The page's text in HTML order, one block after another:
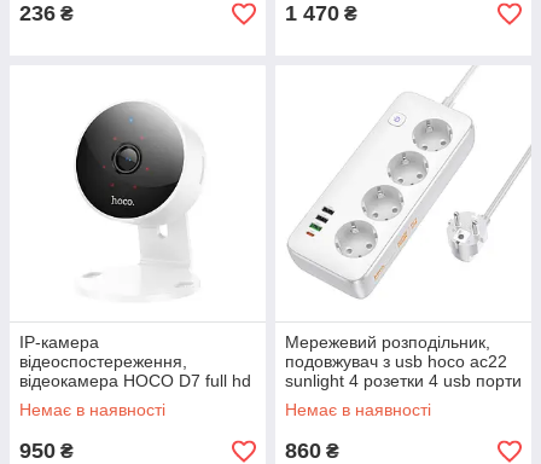
236 ₴ 1 470 ₴
IP-камера
відеоспостереження,
відеокамера HOCO D7 full hd
2к, інфрачервоне нічне
бачення
Немає в наявності
950 ₴
Мережевий розподільник,
подовжувач з usb hoco ac22
sunlight 4 розетки 4 usb порти
Немає в наявності
860 ₴